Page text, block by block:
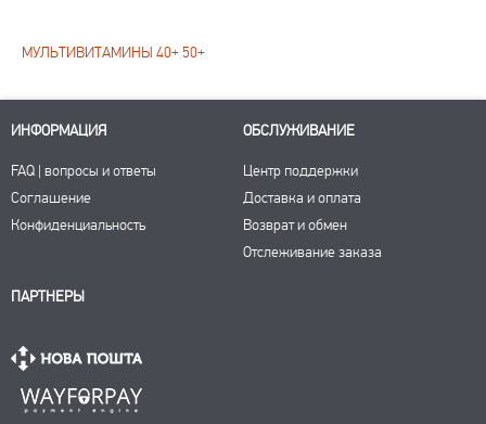
МУЛЬТИВИТАМИНЫ 40+ 50+
ИНФОРМАЦИЯ
FAQ | вопросы и ответы
Соглашение
Конфиденциальность
ОБСЛУЖИВАНИЕ
Центр поддержки
Доставка и оплата
Возврат и обмен
Отслеживание заказа
ПАРТНЕРЫ